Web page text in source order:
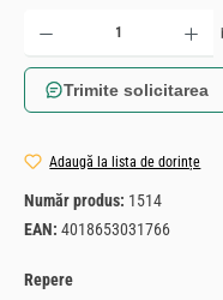
Cantitate produs: Introduceți
Trimite solicitarea
Adaugă la lista de dorințe
Număr produs: 1514
EAN: 4018653031766
Repere